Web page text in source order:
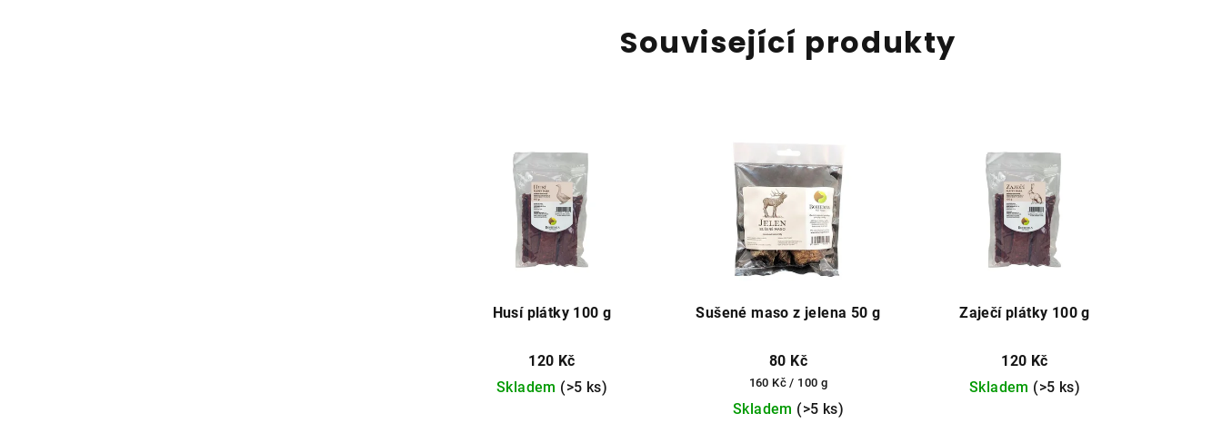
Související produkty
Husí plátky 100 g
120 Kč
Skladem (>5 ks)
Sušené maso z jelena 50 g
80 Kč
Měrná
cena:
160 Kč / 100 g
Skladem (>5 ks)
Zaječí plátky 100 g
120 Kč
Skladem (>5 ks)